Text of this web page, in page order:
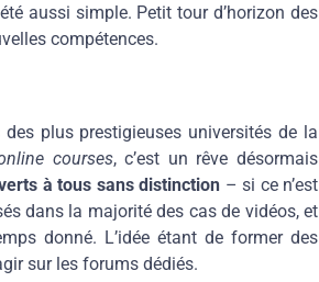
aussi simple. Petit tour d’horizon des
compétences.
plus prestigieuses universités de la
courses, c’est un rêve désormais
à tous sans distinction – si ce n’est
dans la majorité des cas de vidéos, et
donné. L’idée étant de former des
sur les forums dédiés.